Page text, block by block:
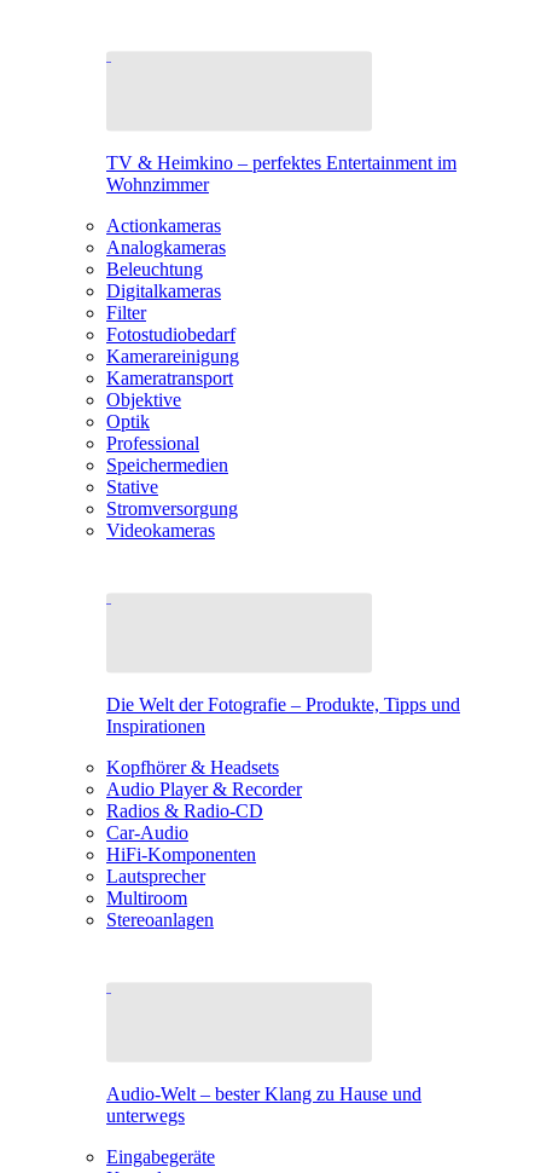
TV & Heimkino – perfektes Entertainment im
Wohnzimmer
Actionkameras
Analogkameras
Beleuchtung
Digitalkameras
Filter
Fotostudiobedarf
Kamerareinigung
Kameratransport
Objektive
Optik
Professional
Speichermedien
Stative
Stromversorgung
Videokameras
Die Welt der Fotografie – Produkte, Tipps und
Inspirationen
Kopfhörer & Headsets
Audio Player & Recorder
Radios & Radio-CD
Car-Audio
HiFi-Komponenten
Lautsprecher
Multiroom
Stereoanlagen
Audio-Welt – bester Klang zu Hause und
unterwegs
Eingabegeräte